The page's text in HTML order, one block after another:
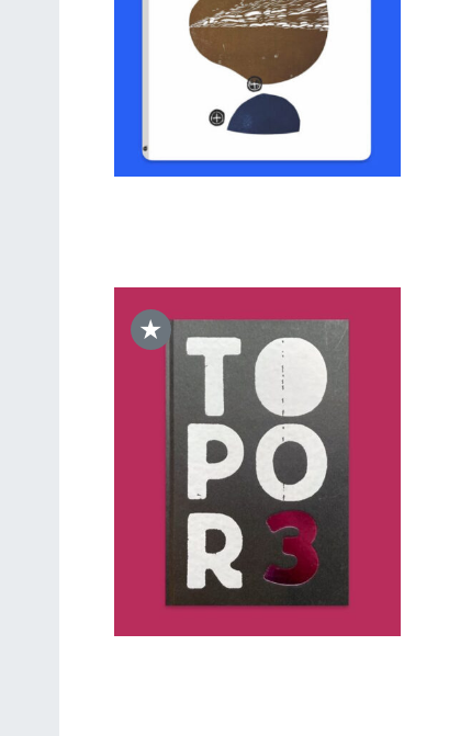
SZCZEGÓŁY
★
DODAJ DO KOSZYKA
/
SZCZEGÓŁY